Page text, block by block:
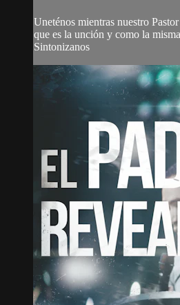
Uneténos mientras nuestro
que es la unción y como la
Sintonizanos